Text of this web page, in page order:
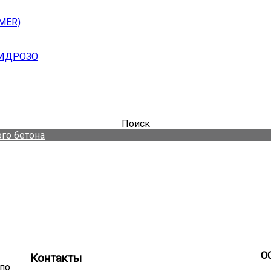
Поиск
бетона
Контакты